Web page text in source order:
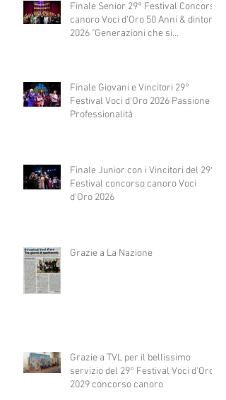
Finale Senior 29° Festival Concorso
canoro Voci d'Oro 50 Anni & dintorni
2026 "Generazioni che si
Finale Giovani e Vincitori 29°
Festival Voci d'Oro 2026 Passione e
Professionalità
Finale Junior con i Vincitori del 29°
Festival concorso canoro Voci
d'Oro 2026
Grazie a La Nazione
Grazie a TVL per il bellissimo
servizio del 29° Festival Voci d'Oro
2029 concorso canoro